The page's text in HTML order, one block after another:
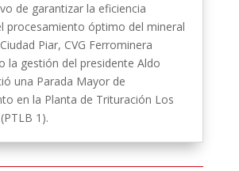
de garantizar la eficiencia
procesamiento óptimo del mineral
Piar, CVG Ferrominera
la gestión del presidente Aldo
una Parada Mayor de
en la Planta de Trituración Los
1).